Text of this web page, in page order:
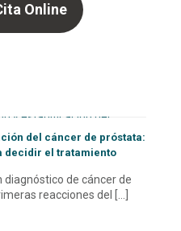
Online
del cáncer de próstata:
decidir el tratamiento
diagnóstico de cáncer de
reacciones del